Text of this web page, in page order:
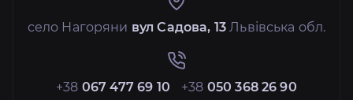
село Нагоряни вул Садова, 13 Львівська обл.
+38 067 477 69 10 +38 050 368 26 90